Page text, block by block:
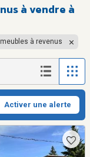
à vendre à
à revenus
Activer une alerte